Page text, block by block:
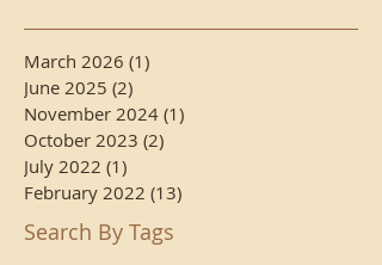
March 2026 (1)
June 2025 (2)
November 2024 (1)
October 2023 (2)
July 2022 (1)
February 2022 (13)
Search By Tags